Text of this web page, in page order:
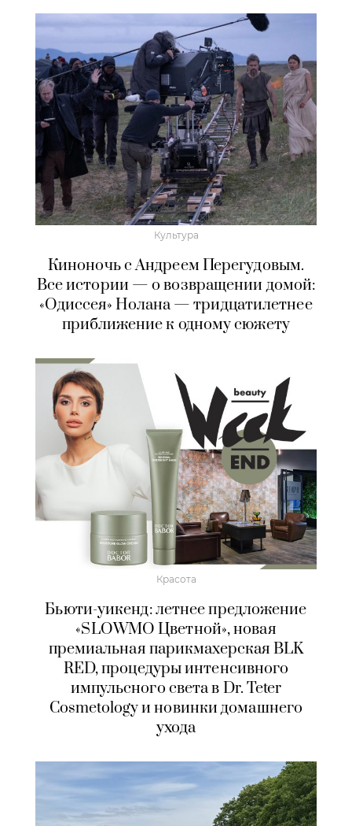
Культура
Киноночь с Андреем Перегудовым.
Все истории — о возвращении домой:
«Одиссея» Нолана — тридцатилетнее
приближение к одному сюжету
Красота
Бьюти-уикенд: летнее предложение
«SLOWMO Цветной», новая
премиальная парикмахерская BLK
RED, процедуры интенсивного
импульсного света в Dr. Teter
Cosmetology и новинки домашнего
ухода